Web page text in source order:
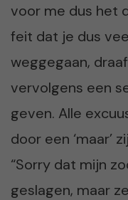
voor me dus het
feit dat je dus
weggegaan,
vervolgens een
geven. Alle
door een ‘maar’
“Sorry dat mijn
geslagen, maar